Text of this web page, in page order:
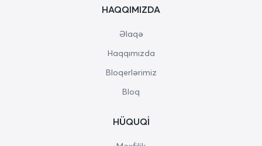
HAQQIMIZDA
Əlaqə
Haqqımızda
Bloqerlərimiz
Bloq
HÜQUQI